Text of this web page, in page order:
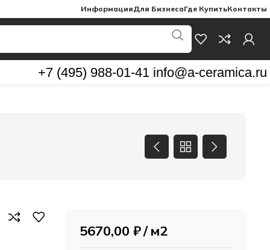
ИнформацияДля БизнесаГде КупитьКонтакты
+7 (495) 988-01-41 info@a-ceramica.ru
5670,00 ₽ м2